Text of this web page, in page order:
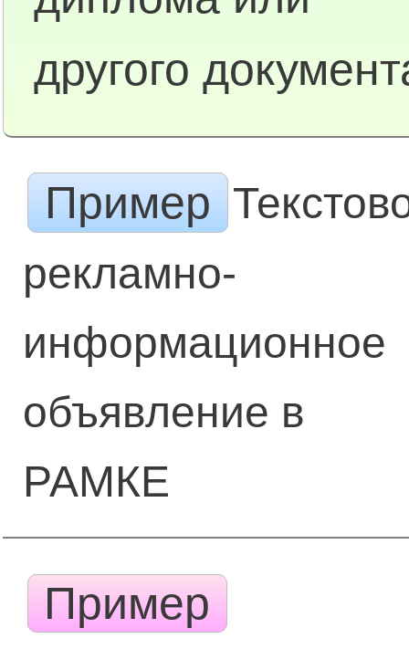
другого
Пример
рекламно-
информационное
объявление в
РАМКЕ
Пример